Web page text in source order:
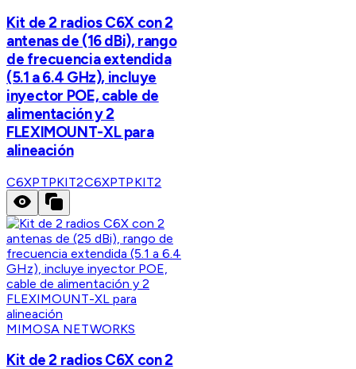
Kit de 2 radios C6X con 2
antenas de (16 dBi), rango
de frecuencia extendida
(5.1 a 6.4 GHz), incluye
inyector POE, cable de
alimentación y 2
FLEXIMOUNT-XL para
alineación
C6XPTPKIT2C6XPTPKIT2
MIMOSA NETWORKS
Kit de 2 radios C6X con 2